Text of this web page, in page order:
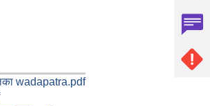
wadapatra.pdf